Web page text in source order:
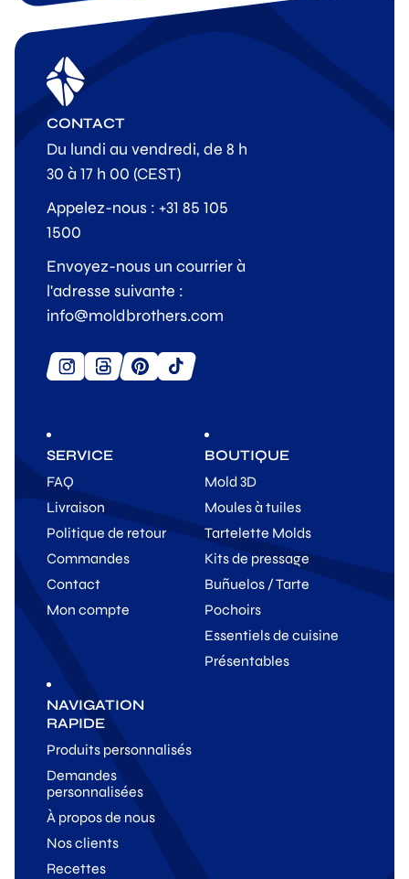
SERVICE
FAQ
Livraison
Politique de retour
Commandes
Contact
Mon compte
BOUTIQUE
Mold 3D
Moules à tuiles
Tartelette Molds
Kits de pressage
Buñuelos / Tarte
Pochoirs
Essentiels de cuisine
Présentables
NAVIGATION
RAPIDE
Produits personnalisés
Demandes
personnalisées
À propos de nous
Nos clients
Recettes
CONTACT
Du lundi au vendredi, de 8 h
30 à 17 h 00 (CEST)
Appelez-nous : +31 85 105
1500
Envoyez-nous un courrier à
l'adresse suivante :
info@moldbrothers.com